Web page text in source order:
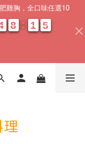
雞胸，全口味任選10
8
8
8
8 1
1
1
1 0
0
4
4
4
4